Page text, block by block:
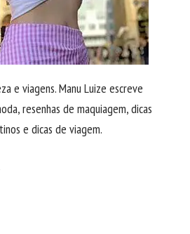
e viagens. Manu Luize escreve
resenhas de maquiagem, dicas
e dicas de viagem.